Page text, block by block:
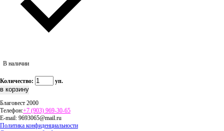
В наличии
Количество: уп.
Благовест 2000
Телефон:+7 (903) 969-30-65
E-mail: 9693065@mail.ru
Политика конфиденциальности